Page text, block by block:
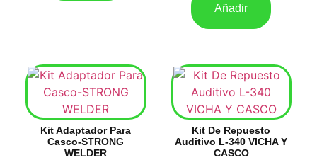
Añadir
Kit Adaptador Para
Casco-STRONG
WELDER
Kit De Repuesto
Auditivo L-340 VICHA Y
CASCO